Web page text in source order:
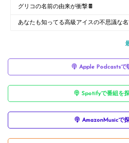
グリコの名前の由来が衝撃🍫
あなたも知ってる高級アイスの不思議な
Apple Podcastsで
Spotifyで番組を
AmazonMusicで